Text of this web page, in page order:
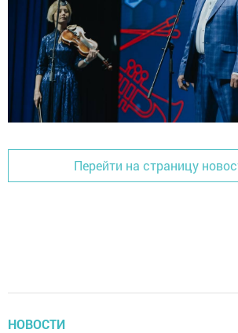
Перейти на страницу
НОВОСТИ